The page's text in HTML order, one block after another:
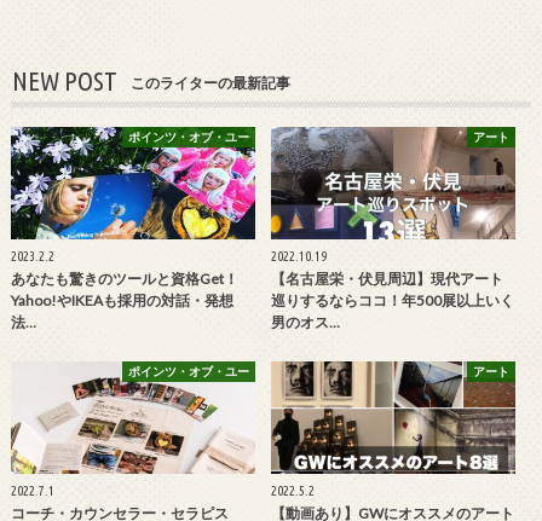
NEW POST このライターの最新記事
ポインツ・オブ・ユー
2023.2.2
あなたも驚きのツールと資格Get！
Yahoo!やIKEAも採用の対話・発想
法…
アート
2022.10.19
【名古屋栄・伏見周辺】現代アート
巡りするならココ！年500展以上いく
男のオス…
ポインツ・オブ・ユー
2022.7.1
コーチ・カウンセラー・セラピス
アート
2022.5.2
【動画あり】GWにオススメのアート